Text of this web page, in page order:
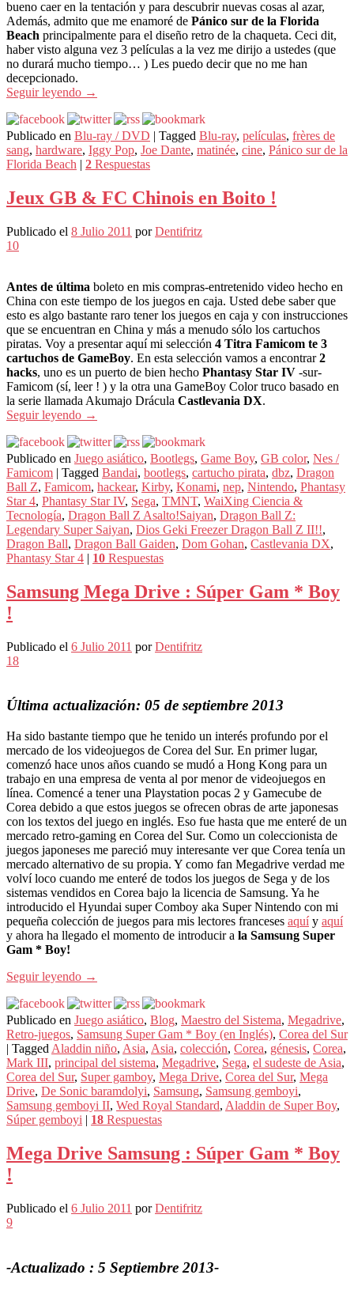
bueno caer en la tentación y para descubrir nuevas cosas al azar,
Además, admito que me enamoré de Pánico sur de la Florida
Beach principalmente para el diseño retro de la chaqueta. Ceci dit,
haber visto alguna vez 3 películas a la vez me dirijo a ustedes (que
no durará mucho tiempo… ) Les puedo decir que no me han
decepcionado.
Seguir leyendo →
Publicado en Blu-ray / DVD | Tagged Blu-ray, películas, frères de
sang, hardware, Iggy Pop, Joe Dante, matinée, cine, Pánico sur de la
Florida Beach | 2 Respuestas
Jeux GB & FC Chinois en Boito !
Publicado el 8 Julio 2011 porDentifritz
10
Antes de última boleto en mis compras-entretenido video hecho en
China con este tiempo de los juegos en caja. Usted debe saber que
esto es algo bastante raro tener los juegos en caja y con instrucciones
que se encuentran en China y más a menudo sólo los cartuchos
piratas. Voy a presentar aquí mi selección 4 Titra Famicom te 3
cartuchos de GameBoy. En esta selección vamos a encontrar2
hacks, uno es un puerto de bien hecho Phantasy Star IV -sur-
Famicom (sí, leer ! ) y la otra una GameBoy Color truco basado en
la serie llamada Akumajo Drácula Castlevania DX.
Seguir leyendo →
Publicado en Juego asiático, Bootlegs, Game Boy, GB color, Nes /
Famicom | Tagged Bandai, bootlegs, cartucho pirata, dbz, Dragon
Ball Z, Famicom, hackear, Kirby, Konami, nep, Nintendo, Phantasy
Star 4, Phantasy Star IV, Sega, TMNT, WaiXing Ciencia &
Tecnología, Dragon Ball Z Asalto!Saiyan, Dragon Ball Z:
Legendary Super Saiyan, Dios Geki Freezer Dragon Ball Z II!!,
Dragon Ball, Dragon Ball Gaiden, Dom Gohan, Castlevania DX,
Phantasy Star 4 | 10 Respuestas
Samsung Mega Drive : Súper Gam * Boy
!
Publicado el 6 Julio 2011 porDentifritz
18
Última actualización: 05 de septiembre 2013
Ha sido bastante tiempo que he tenido un interés profundo por el
mercado de los videojuegos de Corea del Sur. En primer lugar,
comenzó hace unos años cuando se mudó a Hong Kong para un
trabajo en una empresa de venta al por menor de videojuegos en
línea. Comencé a tener una Playstation pocas 2 y Gamecube de
Corea debido a que estos juegos se ofrecen obras de arte japonesas
con los textos del juego en inglés. Eso fue hasta que me enteré de un
mercado retro-gaming en Corea del Sur. Como un coleccionista de
juegos japoneses me pareció muy interesante ver que Corea tenía un
mercado alternativo de su propia. Y como fan Megadrive verdad me
volví loco cuando me enteré de todos los juegos de Sega y de los
sistemas vendidos en Corea bajo la licencia de Samsung. Ya he
introducido el Hyundai super Comboy aka Super Nintendo con mi
pequeña colección de juegos para mis lectores franceses aquíy aquí
y ahora ha llegado el momento de introducir a la Samsung Super
Gam * Boy!
Seguir leyendo →
Publicado en Juego asiático, Blog, Maestro del Sistema, Megadrive,
Retro-juegos, Samsung Super Gam * Boy (en Inglés), Corea del Sur
| Tagged Aladdin niño, Asia, Asia, colección, Corea, génesis, Corea,
Mark III, principal del sistema, Megadrive, Sega, el sudeste de Asia,
Corea del Sur, Super gamboy, Mega Drive, Corea del Sur, Mega
Drive, De Sonic baramdolyi, Samsung, Samsung gemboyi,
Samsung gemboyi II, Wed Royal Standard, Aladdin de Super Boy,
Súper gemboyi | 18 Respuestas
Mega Drive Samsung : Súper Gam * Boy
!
Publicado el 6 Julio 2011 porDentifritz
9
-Actualizado : 5 Septiembre 2013-